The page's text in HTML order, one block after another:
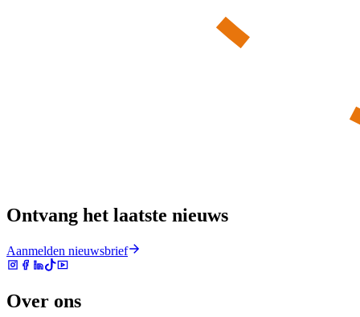
Ontvang het laatste nieuws
Aanmelden nieuwsbrief
Over ons